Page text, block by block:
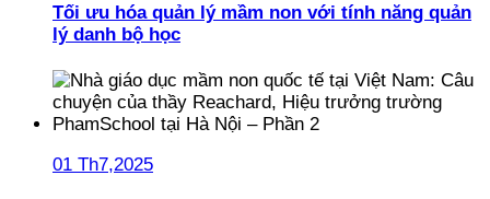
Tối ưu hóa quản lý mầm non với tính năng quản
lý danh bộ học
01 Th7,2025